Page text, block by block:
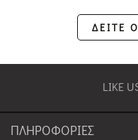
ΔΕΙΤΕ
LIKE
ΠΛΗΡΟΦΟΡΙΕΣ